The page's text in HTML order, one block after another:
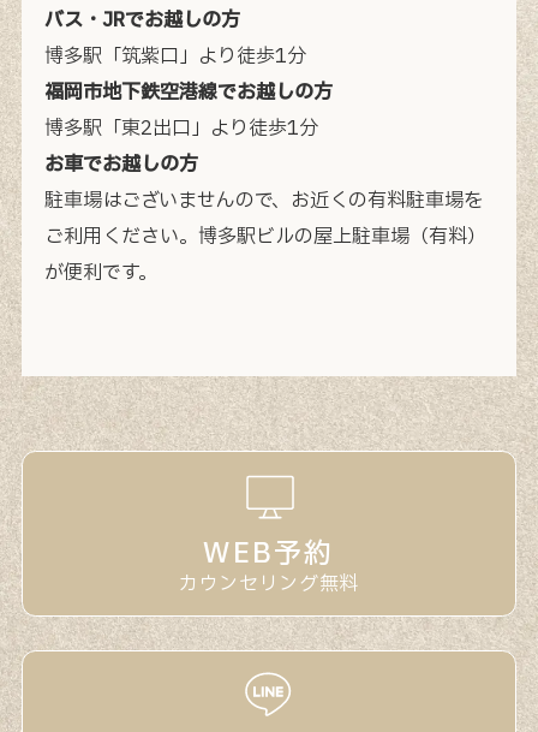
バス・JRでお越しの方
博多駅「筑紫口」より徒歩1分
福岡市地下鉄空港線でお越しの方
博多駅「東2出口」より徒歩1分
お車でお越しの方
駐車場はございませんので、お近くの有料駐車場を
ご利用ください。 博多駅ビルの屋上駐車場（有料）
が便利です。
WEB予約
カウンセリング無料